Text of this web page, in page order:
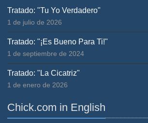
Tratado: "Tu Yo Verdadero"
1 de julio de 2026
Tratado: "¡Es Bueno Para Ti!"
1 de septiembre de 2024
Tratado: "La Cicatriz"
1 de enero de 2026
Chick.com in English